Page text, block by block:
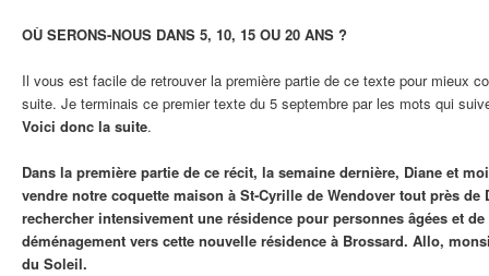
OÙ SERONS-NOUS DANS 5, 10, 15 OU 20 ANS ?
Il vous est facile de retrouver la première partie de ce texte pour mieux
suite. Je terminais ce premier texte du 5 septembre par les mots qui
Voici donc la suite.
Dans la première partie de ce récit, la semaine dernière, Diane et
vendre notre coquette maison à St-Cyrille de Wendover tout près
rechercher intensivement une résidence pour personnes âgées et
déménagement vers cette nouvelle résidence à Brossard. Allo,
du Soleil.